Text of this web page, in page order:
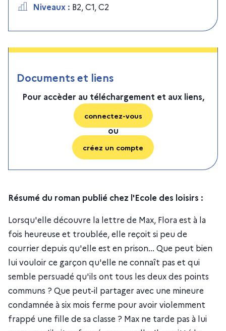
Niveaux : B2,C1,C2
Documents et liens
Pour accèder au téléchargement et aux liens,
connectez-vous
ou
créez un compte
Résumé du roman publié chez l'Ecole des loisirs :
Lorsqu'elle découvre la lettre de Max, Flora est à la
fois heureuse et troublée, elle reçoit si peu de
courrier depuis qu'elle est en prison... Que peut bien
lui vouloir ce garçon qu'elle ne connaît pas et qui
semble persuadé qu'ils ont tous les deux des points
communs ? Que peut-il partager avec une mineure
condamnée à six mois ferme pour avoir violemment
frappé une fille de sa classe ? Max ne tarde pas à lui